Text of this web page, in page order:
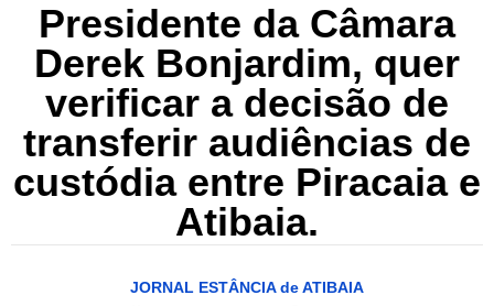
Presidente da Câmara
Derek Bonjardim, quer
verificar a decisão de
transferir audiências de
custódia entre Piracaia e
Atibaia.
JORNAL ESTÂNCIA de ATIBAIA